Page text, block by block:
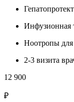
Инфузионная
Ноотропы для
2-3 визита
12 900
₽